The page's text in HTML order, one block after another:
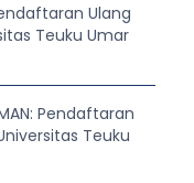
Ulang
Teuku Umar
Pendaftaran
Teuku